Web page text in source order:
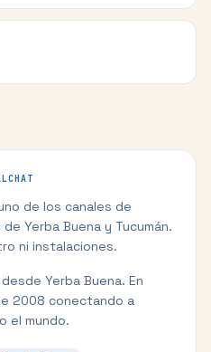
de los canales de
de Yerba Buena y Tucumán.
ni instalaciones.
Yerba Buena. En
2008 conectando a
el mundo.